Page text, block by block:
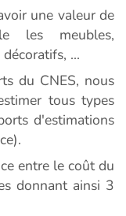
une valeur de
les meubles,
...
du CNES, nous
tous types
d'estimations
entre le coût du
donnant ainsi 3